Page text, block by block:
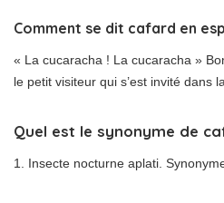
Comment se dit cafard en
« La cucaracha ! La cucaracha »
le petit visiteur qui s’est invité dans
Quel est le synonyme de
1. Insecte nocturne aplati.